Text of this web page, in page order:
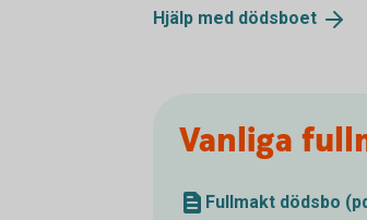
Hjälp med dödsboet
Vanliga
Fullmakt dödsbo